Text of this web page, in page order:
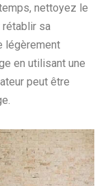
nettoyez le
sa
légèrement
en utilisant une
peut être